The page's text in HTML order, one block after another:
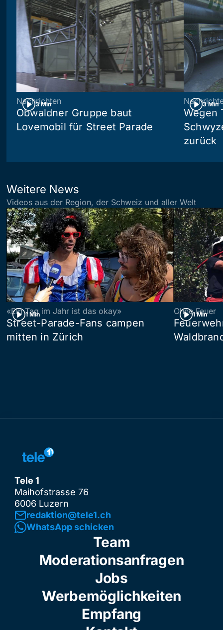
3 Min
Nachrichten
Obwaldner Gruppe baut
Lovemobil für Street Parade
3 Min
Wegen
zurück
Weitere News
Videos aus der Region, der Schweiz und aller Welt
1 Min
«Ein Tag im Jahr ist das okay»
Street-Parade-Fans campen
mitten in Zürich
1 Min
Ohne Feuer
Tele 1
Maihofstrasse 76
6006 Luzern
redaktion@tele1.ch
WhatsApp schicken
Team
Moderationsanfragen
Jobs
Werbemöglichkeiten
Empfang